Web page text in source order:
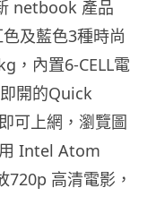
netbook 產品
及藍色3種時尚
，內置6-CELL電
開的Quick
可上網，瀏覽圖
Intel Atom
高清電影，